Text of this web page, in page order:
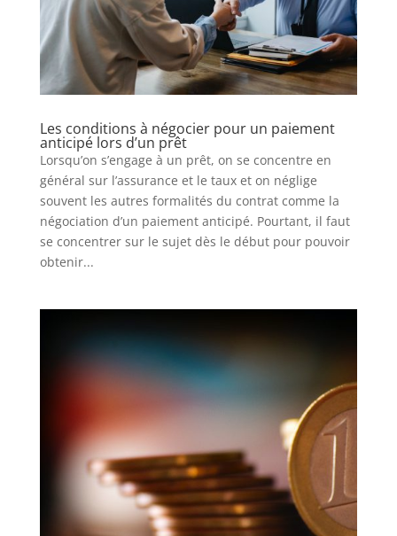
Les conditions à négocier pour un paiement
anticipé lors d’un prêt
Lorsqu’on s’engage à un prêt, on se concentre en
général sur l’assurance et le taux et on néglige
souvent les autres formalités du contrat comme la
négociation d’un paiement anticipé. Pourtant, il faut
se concentrer sur le sujet dès le début pour pouvoir
obtenir...